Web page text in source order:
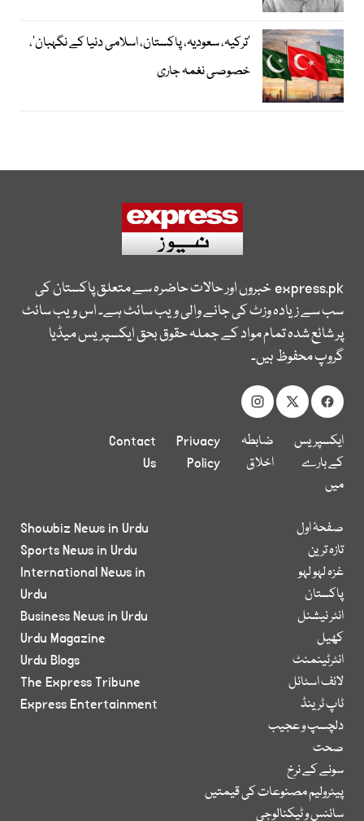
‘ترکیہ، سعودیہ، پاکستان، اسلامی دنیا کے نگہبان’،
خصوصی نغمہ جاری
express.pkخبروں اور حالات حاضرہ سے متعلق پاکستان کی
سب سے زیادہ وزٹ کی جانے والی ویب سائٹ ہے۔ اس ویب سائٹ
پر شائع شدہ تمام مواد کے جملہ حقوق بحق ایکسپریس میڈیا
گروپ محفوظ ہیں۔
ایکسپریس
کے بارے
میں
ضابطہ
اخلاق
Privacy
Policy
Contact
Us
صفحۂ اول
تازہ ترین
غزہ لہو لہو
پاکستان
انٹر نیشنل
کھیل
انٹرٹینمنٹ
لائف اسٹائل
ٹاپ ٹرینڈ
دلچسپ و عجیب
صحت
سونے کے نرخ
پیٹرولیم مصنوعات کی قیمتیں
سائنس و ٹیکنالوجی
Showbiz News in Urdu
Sports News in Urdu
International News in
Urdu
Business News in Urdu
Urdu Magazine
Urdu Blogs
The Express Tribune
Express Entertainment